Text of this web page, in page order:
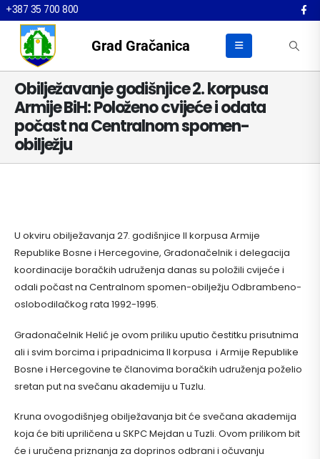
+387 35 700 800
Grad Gračanica
Obilježavanje godišnjice 2. korpusa
Armije BiH: Položeno cvijeće i odata
počast na Centralnom spomen-
obilježju
U okviru obilježavanja 27. godišnjice II korpusa Armije
Republike Bosne i Hercegovine, Gradonačelnik i delegacija
koordinacije boračkih udruženja danas su položili cvijeće i
odali počast na Centralnom spomen-obilježju Odbrambeno-
oslobodilačkog rata 1992-1995.
Gradonačelnik Helić je ovom priliku uputio čestitku prisutnima
ali i svim borcima i pripadnicima II korpusa i Armije Republike
Bosne i Hercegovine te članovima boračkih udruženja poželio
sretan put na svečanu akademiju u Tuzlu.
Kruna ovogodišnjeg obilježavanja bit će svečana akademija
koja će biti upriličena u SKPC Mejdan u Tuzli. Ovom prilikom bit
će i uručena priznanja za doprinos odbrani i očuvanju